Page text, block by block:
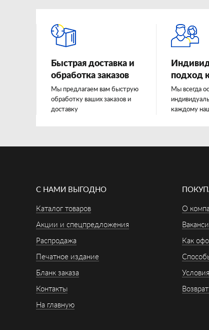
Быстрая доставка и
обработка заказов
Мы предлагаем вам быструю
обработку ваших заказов и
доставку
подход
Мы всегда
каждому
С НАМИ ВЫГОДНО
Каталог товаров
Акции и спецпредложения
Распродажа
Печатное издание
Бланк заказа
Контакты
На главную
О
Как